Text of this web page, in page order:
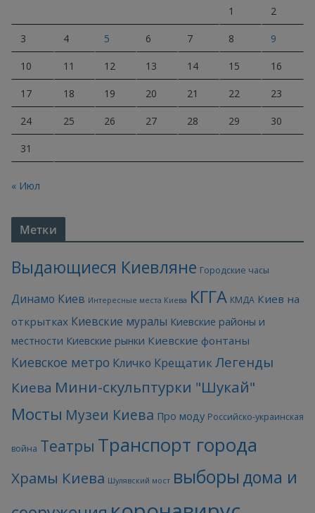
1 2
3 4 5 6 7 8 9
10 11 12 13 14 15 16
17 18 19 20 21 22 23
24 25 26 27 28 29 30
31
« Июл
Метки
Выдающиеся Киевляне Городские часы
Динамо Киев Интересные места Киева КГГА КМДА Киев на
открытках Киевские муралы Киевские районы и
местности Киевские рынки Киевские фонтаны
Киевское метро Кличко КрещатикЛегенды
Киева Мини-скульптурки "Шукай"
Мосты Музеи Киева Про моду Российско-украинская
война Театры Транспорт города
Храмы Киева Шулявский мост выборы дома и